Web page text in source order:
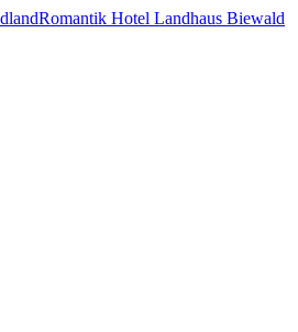
Romantik Hotel Landhaus Biewald